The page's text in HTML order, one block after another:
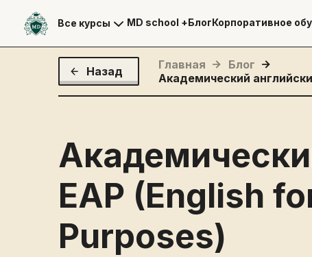
Все курсы MD school +БлогКорпоративное
Назад
Главная
Блог
Академический
EAP (English
Purposes)